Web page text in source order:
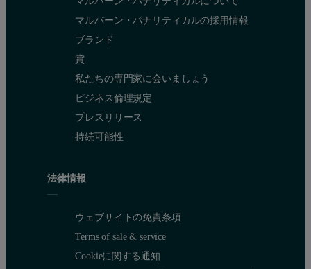
マルバーン・パナリティカルの採用情報
ブランド
賞
私たちの専門家に会いましょう
ビジネス倫理規定
プレスリリース
持続可能性
法律情報
ウェブサイトの免責条項
Terms of sale & service
Cookieに関する通知